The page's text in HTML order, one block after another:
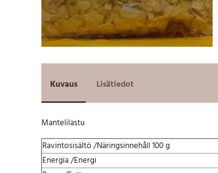
Kuvaus Lisätiedot
Mantelilastu
Ravintosisältö /Näringsinnehåll 100 g
Energia /Energi